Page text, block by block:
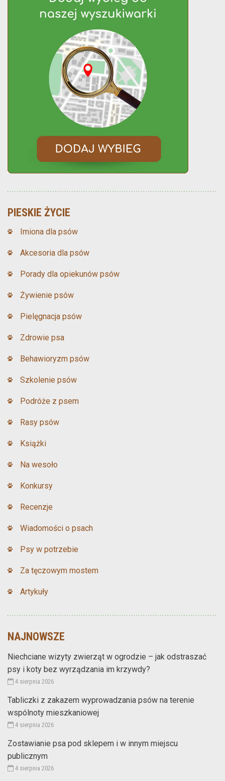
PIESKIE ŻYCIE
Imiona dla psów
Akcesoria dla psów
Porady dla opiekunów psów
Żywienie psów
Pielęgnacja psów
Zdrowie psa
Behawioryzm psów
Szkolenie psów
Podróże z psem
Rasy psów
Książki
Na wesoło
Konkursy
Recenzje
Wiadomości o psach
Psy w potrzebie
Za tęczowym mostem
Artykuły
NAJNOWSZE
Niechciane wizyty zwierząt w ogrodzie – jak odstraszać
psy i koty bez wyrządzania im krzywdy?
4 sierpnia 2026
Tabliczki z zakazem wyprowadzania psów na terenie
wspólnoty mieszkaniowej
4 sierpnia 2026
Zostawianie psa pod sklepem i w innym miejscu
publicznym
4 sierpnia 2026